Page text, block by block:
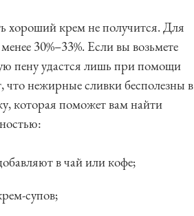
хороший крем не получится. Для
30%–33%. Если вы возьмете
пену удастся лишь при помощи
что нежирные сливки бесполезны в
которая поможет вам найти
в чай или кофе;
супов;